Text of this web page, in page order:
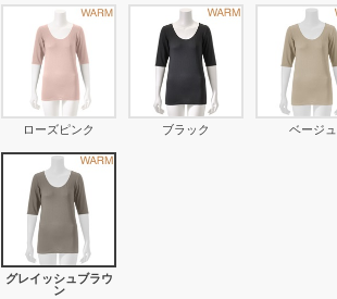
ローズピンク ブラック ベージュ
グレイッシュブラウ
ン